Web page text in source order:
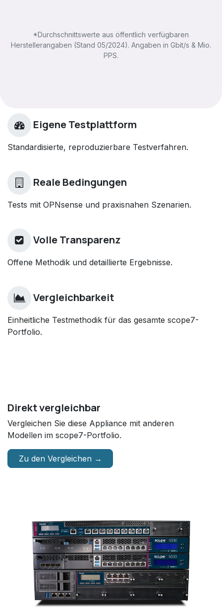
*Durchschnittswerte aus öffentlich verfügbaren
Herstellerangaben (Stand 05/2024). Angaben in Gbit/s & Mio.
PPS.
Eigene Testplattform
Standardisierte, reproduzierbare Testverfahren.
Reale Bedingungen
Tests mit OPNsense und praxisnahen Szenarien.
Volle Transparenz
Offene Methodik und detaillierte Ergebnisse.
Vergleichbarkeit
Einheitliche Testmethodik für das gesamte scope7-
Portfolio.
Direkt vergleichbar
Vergleichen Sie diese Appliance mit anderen
Modellen im scope7-Portfolio.
Zu den Vergleichen →